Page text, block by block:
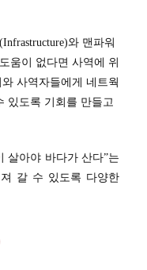
와 맨파워
움이 없다면 사역에 위
사역자들에게 네트웍
있도록 기회를 만들고
살아야 바다가 산다”는
갈 수 있도록 다양한